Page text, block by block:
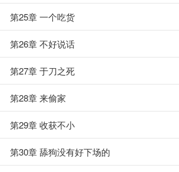
第25章 一个吃货
第26章 不好说话
第27章 于刀之死
第28章 来偷家
第29章 收获不小
第30章 舔狗没有好下场的